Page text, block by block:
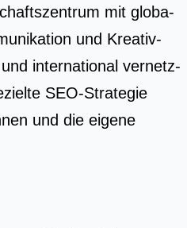
mit glo­ba­
und Krea­tiv­
inter­na­tio­nal ver­netz­
SEO-Stra­te­gie
und die eige­ne